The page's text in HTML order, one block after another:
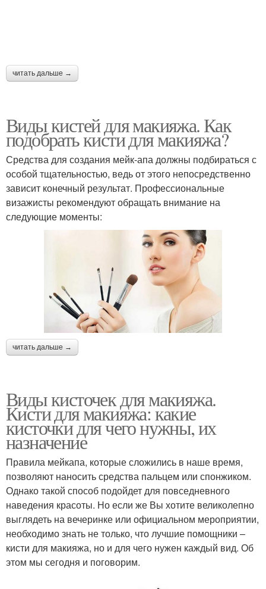
читать дальше →
Виды кистей для макияжа. Как
подобрать кисти для макияжа?
Средства для создания мейк-апа должны подбираться с
особой тщательностью, ведь от этого непосредственно
зависит конечный результат. Профессиональные
визажисты рекомендуют обращать внимание на
следующие моменты:
читать дальше →
Виды кисточек для макияжа.
Кисти для макияжа: какие
кисточки для чего нужны, их
назначение
Правила мейкапа, которые сложились в наше время,
позволяют наносить средства пальцем или спонжиком.
Однако такой способ подойдет для повседневного
наведения красоты. Но если же Вы хотите великолепно
выглядеть на вечеринке или официальном мероприятии,
необходимо знать не только, что лучшие помощники –
кисти для макияжа, но и для чего нужен каждый вид. Об
этом мы сегодня и поговорим.